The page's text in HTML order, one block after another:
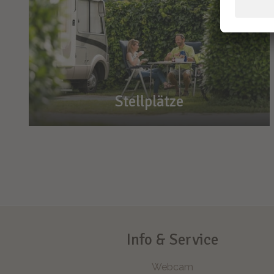
Stellplätze
Info & Service
Webcam